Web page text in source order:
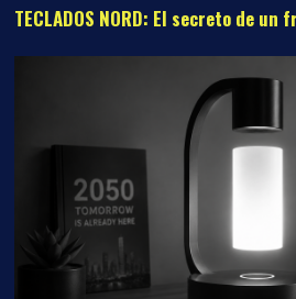
TECLADOS NORD: El secreto de